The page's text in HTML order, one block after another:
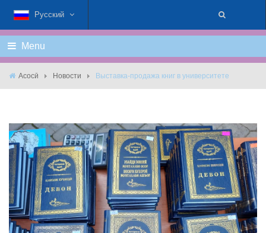
Русский
Menu
Асосӣ Новости Выставка-продажа книг в университете